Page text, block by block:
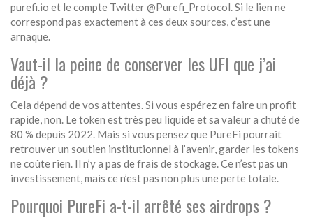
purefi.io et le compte Twitter @Purefi_Protocol. Si le lien ne
correspond pas exactement à ces deux sources, c’est une
arnaque.
Vaut-il la peine de conserver les UFI que j’ai
déjà ?
Cela dépend de vos attentes. Si vous espérez en faire un profit
rapide, non. Le token est très peu liquide et sa valeur a chuté de
80 % depuis 2022. Mais si vous pensez que PureFi pourrait
retrouver un soutien institutionnel à l’avenir, garder les tokens
ne coûte rien. Il n’y a pas de frais de stockage. Ce n’est pas un
investissement, mais ce n’est pas non plus une perte totale.
Pourquoi PureFi a-t-il arrêté ses airdrops ?